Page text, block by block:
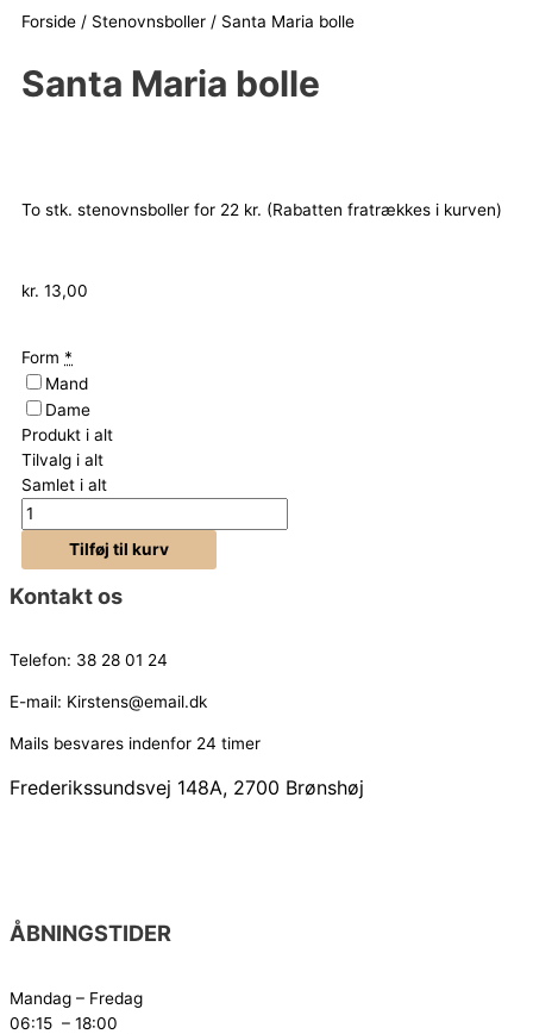
Forside / Stenovnsboller / Santa Maria bolle
Santa Maria bolle
To stk. stenovnsboller for 22 kr. (Rabatten fratrækkes i kurven)
kr. 13,00
Form *
Mand
Dame
Produkt i alt
Tilvalg i alt
Samlet i alt
Santa
Maria
bolle
antal
Tilføj til kurv
Kontakt os
Telefon: 38 28 01 24
E-mail: Kirstens@email.dk
Mails besvares indenfor 24 timer
Frederikssundsvej 148A, 2700 Brønshøj
ÅBNINGSTIDER
Mandag – Fredag
06:15 – 18:00